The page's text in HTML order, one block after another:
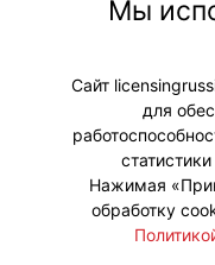
журнала.
#Мероприятия
Мы
Сайт
для
Нажимая
обработку